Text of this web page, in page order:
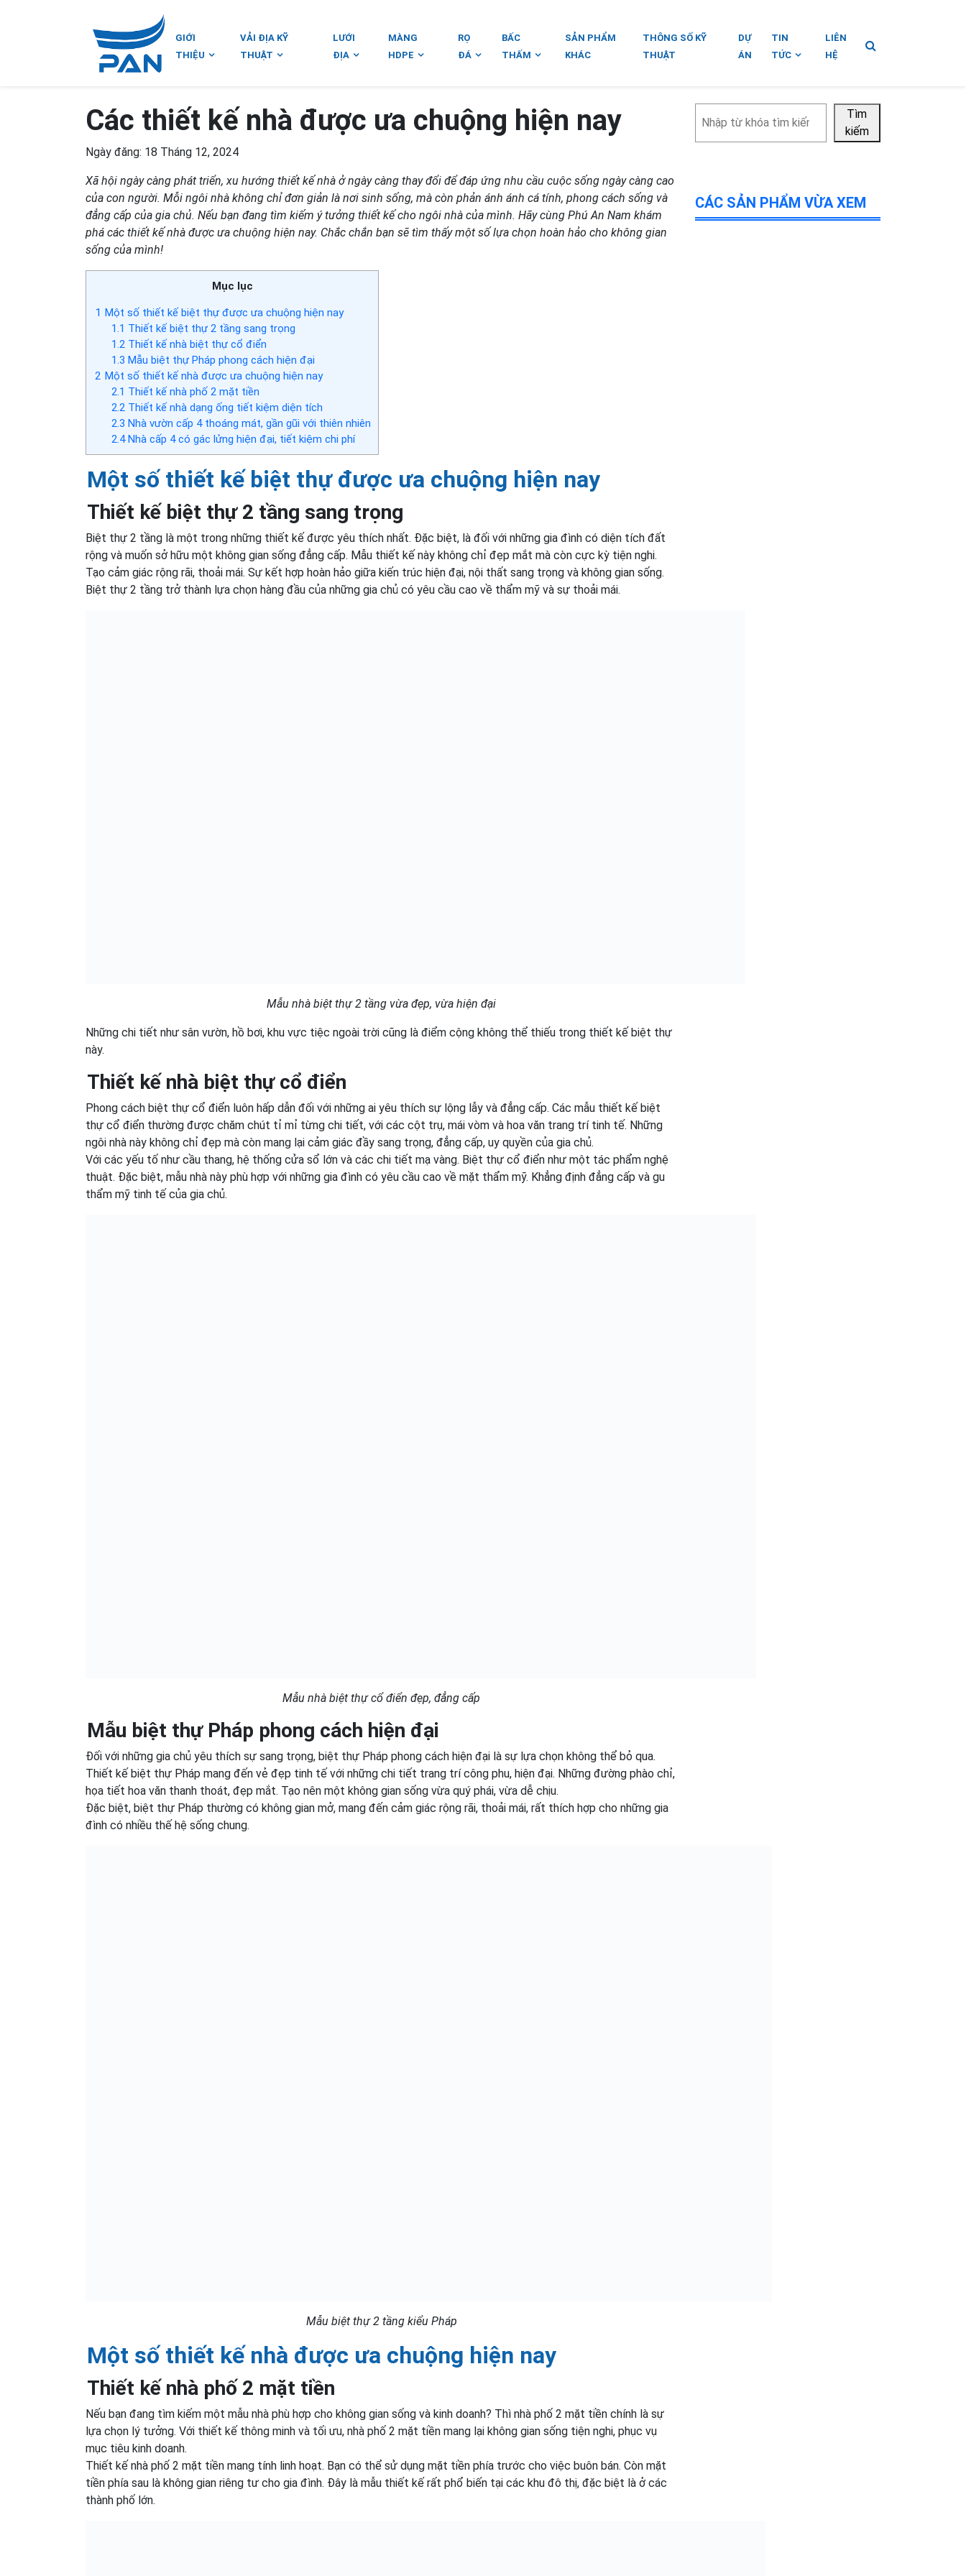
GIỚI
THIỆU
VẢI ĐỊA KỸ
THUẬT
LƯỚI
ĐỊA
MÀNG
HDPE
RỌ
ĐÁ
BẤC
THẤM
SẢN PHẨM
KHÁC
THÔNG SỐ KỸ
THUẬT
DỰ
ÁN
TIN
TỨC
LIÊN
HỆ
Các thiết kế nhà được ưa chuộng hiện nay
Ngày đăng: 18 Tháng 12, 2024
Xã hội ngày càng phát triển, xu hướng thiết kế nhà ở ngày càng thay đổi để đáp ứng nhu cầu cuộc sống ngày càng cao
của con người. Mỗi ngôi nhà không chỉ đơn giản là nơi sinh sống, mà còn phản ánh ánh cá tính, phong cách sống và
đẳng cấp của gia chủ. Nếu bạn đang tìm kiếm ý tưởng thiết kế cho ngôi nhà của mình. Hãy cùng Phú An Nam khám
phá các thiết kế nhà được ưa chuộng hiện nay. Chắc chắn bạn sẽ tìm thấy một số lựa chọn hoàn hảo cho không gian
sống của mình!
Mục lục
1 Một số thiết kế biệt thự được ưa chuộng hiện nay
1.1 Thiết kế biệt thự 2 tầng sang trọng
1.2Thiết kế nhà biệt thự cổ điển
1.3 Mẫu biệt thự Pháp phong cách hiện đại
2 Một số thiết kế nhà được ưa chuộng hiện nay
2.1 Thiết kế nhà phố 2 mặt tiền
2.2Thiết kế nhà dạng ống tiết kiệm diện tích
2.3 Nhà vườn cấp 4 thoáng mát, gần gũi với thiên nhiên
2.4Nhà cấp 4 có gác lửng hiện đại, tiết kiệm chi phí
Một số thiết kế biệt thự được ưa chuộng hiện nay
Thiết kế biệt thự 2 tầng sang trọng
Biệt thự 2 tầng là một trong những thiết kế được yêu thích nhất. Đặc biệt, là đối với những gia đình có diện tích đất
rộng và muốn sở hữu một không gian sống đẳng cấp. Mẫu thiết kế này không chỉ đẹp mắt mà còn cực kỳ tiện nghi.
Tạo cảm giác rộng rãi, thoải mái. Sự kết hợp hoàn hảo giữa kiến ​​trúc hiện đại, nội thất sang trọng và không gian sống.
Biệt thự 2 tầng trở thành lựa chọn hàng đầu của những gia chủ có yêu cầu cao về thẩm mỹ và sự thoải mái.
Mẫu nhà biệt thự 2 tầng vừa đẹp, vừa hiện đại
Những chi tiết như sân vườn, hồ bơi, khu vực tiệc ngoài trời cũng là điểm cộng không thể thiếu trong thiết kế biệt thự
này.
Thiết kế nhà biệt thự cổ điển
Phong cách biệt thự cổ điển luôn hấp dẫn đối với những ai yêu thích sự lộng lẫy và đẳng cấp. Các mẫu thiết kế biệt
thự cổ điển thường được chăm chút tỉ mỉ từng chi tiết, với các cột trụ, mái vòm và hoa văn trang trí tinh tế. Những
ngôi nhà này không chỉ đẹp mà còn mang lại cảm giác đầy sang trọng, đẳng cấp, uy quyền của gia chủ.
Với các yếu tố như cầu thang, hệ thống cửa sổ lớn và các chi tiết mạ vàng. Biệt thự cổ điển như một tác phẩm nghệ
thuật. Đặc biệt, mẫu nhà này phù hợp với những gia đình có yêu cầu cao về mặt thẩm mỹ. Khẳng định đẳng cấp và gu
thẩm mỹ tinh tế của gia chủ.
Mẫu nhà biệt thự cổ điển đẹp, đẳng cấp
Mẫu biệt thự Pháp phong cách hiện đại
Đối với những gia chủ yêu thích sự sang trọng, biệt thự Pháp phong cách hiện đại là sự lựa chọn không thể bỏ qua.
Thiết kế biệt thự Pháp mang đến vẻ đẹp tinh tế với những chi tiết trang trí công phu, hiện đại. Những đường phào chỉ,
họa tiết hoa văn thanh thoát, đẹp mắt. Tạo nên một không gian sống vừa quý phái, vừa dễ chịu.
Đặc biệt, biệt thự Pháp thường có không gian mở, mang đến cảm giác rộng rãi, thoải mái, rất thích hợp cho những gia
đình có nhiều thế hệ sống chung.
Mẫu biệt thự 2 tầng kiểu Pháp
Một số thiết kế nhà được ưa chuộng hiện nay
Thiết kế nhà phố 2 mặt tiền
Nếu bạn đang tìm kiếm một mẫu nhà phù hợp cho không gian sống và kinh doanh? Thì nhà phố 2 mặt tiền chính là sự
lựa chọn lý tưởng. Với thiết kế thông minh và tối ưu, nhà phố 2 mặt tiền mang lại không gian sống tiện nghi, phục vụ
mục tiêu kinh doanh.
Thiết kế nhà phố 2 mặt tiền mang tính linh hoạt. Bạn có thể sử dụng mặt tiền phía trước cho việc buôn bán. Còn mặt
tiền phía sau là không gian riêng tư cho gia đình. Đây là mẫu thiết kế rất phổ biến tại các khu đô thị, đặc biệt là ở các
thành phố lớn.
kiếm
Tìm
kiếm
CÁC SẢN PHẨM VỪA XEM